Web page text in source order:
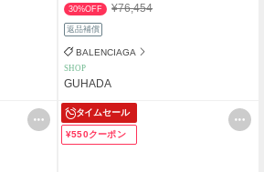
30%OFF ¥76,454
返品補償
BALENCIAGA
SHOP
GUHADA
タイムセール
¥550クーポン